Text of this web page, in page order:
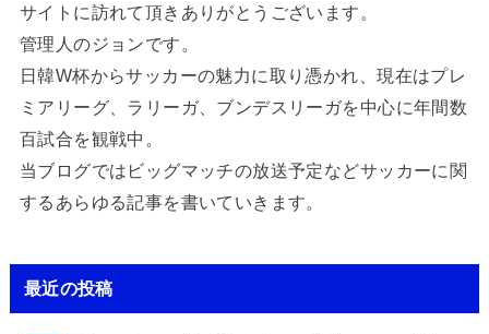
サイトに訪れて頂きありがとうございます。
管理人のジョンです。
日韓W杯からサッカーの魅力に取り憑かれ、現在はプレ
ミアリーグ、ラリーガ、ブンデスリーガを中心に年間数
百試合を観戦中。
当ブログではビッグマッチの放送予定などサッカーに関
するあらゆる記事を書いていきます。
最近の投稿